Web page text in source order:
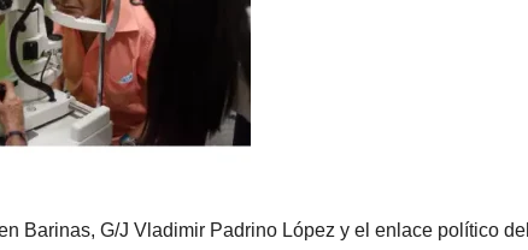
Barinas, G/J Vladimir Padrino López y el enlace político del